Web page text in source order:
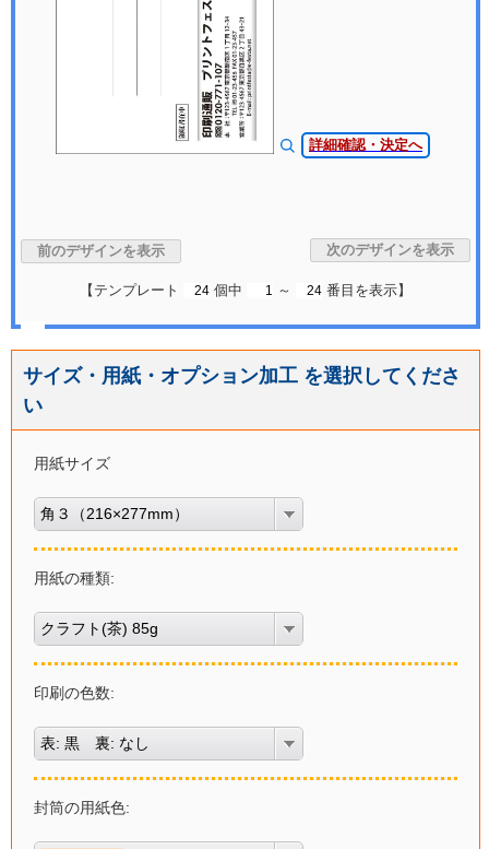
詳細確認・決定へ
【テンプレート 個中 ～ 番目を表示】
サイズ・用紙・オプション加工 を選択してくださ
い
用紙サイズ
角３（216×277mm）
用紙の種類:
クラフト(茶) 85g
印刷の色数:
表: 黒 裏: なし
封筒の用紙色: